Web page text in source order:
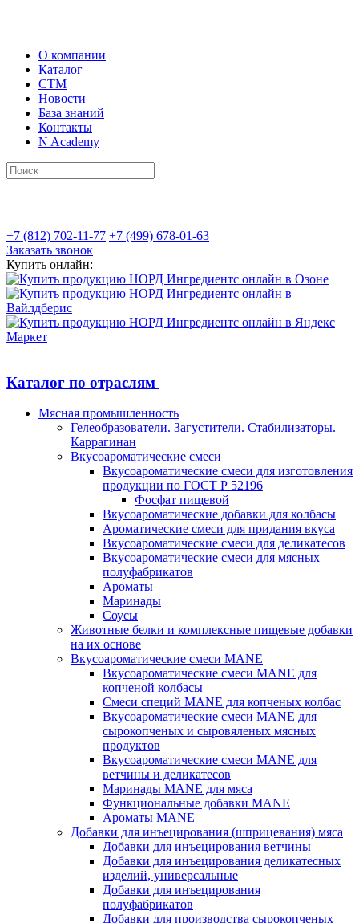
О компании
Каталог
СТМ
Новости
База знаний
Контакты
N Academy
+7 (812) 702-11-77 +7 (499) 678-01-63
Заказать звонок
Купить онлайн:
Каталог по отраслям
Мясная промышленность
Гелеобразователи. Загустители. Стабилизаторы.
Каррагинан
Вкусоароматические смеси
Вкусоароматические смеси для изготовления
продукции по ГОСТ Р 52196
Фосфат пищевой
Вкусоароматические добавки для колбасы
Ароматические смеси для придания вкуса
Вкусоароматические смеси для деликатесов
Вкусоароматические смеси для мясных
полуфабрикатов
Ароматы
Маринады
Соусы
Животные белки и комплексные пищевые добавки
на их основе
Вкусоароматические смеси MANE
Вкусоароматические смеси MANE для
копченой колбасы
Смеси специй MANE для копченых колбас
Вкусоароматические смеси MANE для
сырокопченых и сыровяленых мясных
продуктов
Вкусоароматические смеси MANE для
ветчины и деликатесов
Маринады MANE для мяса
Функциональные добавки MANE
Ароматы MANE
Добавки для инъецирования (шприцевания) мяса
Добавки для инъецирования ветчины
Добавки для инъецирования деликатесных
изделий, универсальные
Добавки для инъецирования
полуфабрикатов
Добавки для производства сырокопченых